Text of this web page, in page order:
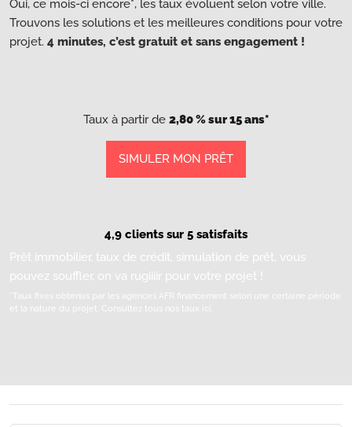
Oui, ce mois-ci encore*, les taux évoluent selon votre ville.
Trouvons les solutions et les meilleures conditions pour votre
projet. 4 minutes, c’est gratuit et sans engagement !
Taux à partir de 2,80 % sur 15 ans*
SIMULER MON PRÊT
4,9 clients sur 5 satisfaits
Prêt immobilier, taux de crédit, simulation de prêt, vous
pouvez souffler, on va rugiiiir pour votre projet !
*Taux fixes obtenus par les agences AFR financement selon une certaine période
et la nature du projet.
Consultez tous nos taux ici.